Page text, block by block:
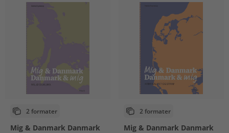
2 formater
Mig & Danmark Danmark
2 formater
Mig & Danmark Danmark